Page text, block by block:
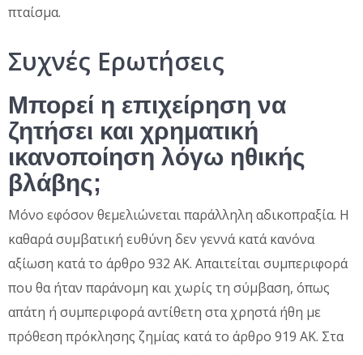
πταίσμα.
Συχνές Ερωτήσεις
Μπορεί η επιχείρηση να
ζητήσει και χρηματική
ικανοποίηση λόγω ηθικής
βλάβης;
Μόνο εφόσον θεμελιώνεται παράλληλη αδικοπραξία. Η
καθαρά συμβατική ευθύνη δεν γεννά κατά κανόνα
αξίωση κατά το άρθρο 932 ΑΚ. Απαιτείται συμπεριφορά
που θα ήταν παράνομη και χωρίς τη σύμβαση, όπως
απάτη ή συμπεριφορά αντίθετη στα χρηστά ήθη με
πρόθεση πρόκλησης ζημίας κατά το άρθρο 919 ΑΚ. Στα